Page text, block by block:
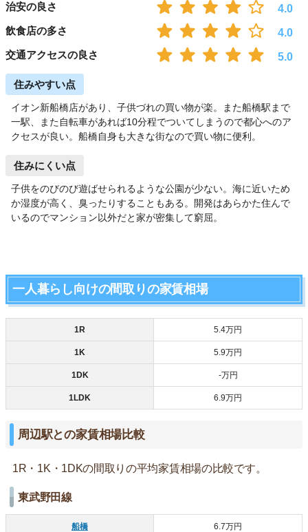
治安の良さ
4.0
飲食店の多さ
4.0
交通アクセスの良さ
5.0
住みやすい点
イオン新船橋店があり、子供づれの買い物が楽。また船橋駅まで
一駅、また自転車があれば10分程でついてしまうので都心へのア
クセスが良い。船橋自身も大きな街なので買い物に便利。
住みにくい点
子供をのびのび遊ばせられるような公園が少ない。海に近いため
か湿度が高く、臭ったりすることもある。開発はあらかた住んで
いるのでマンション以外だと家が密集して窮屈。
一人暮らし向けの間取りの家賃相場
1R 5.4万円
1K 5.9万円
1DK ‐万円
1LDK 6.9万円
周辺駅との家賃相場比較
1R・1K・1DKの間取りの平均家賃相場の比較です。
東武野田線
船橋 6.7万円